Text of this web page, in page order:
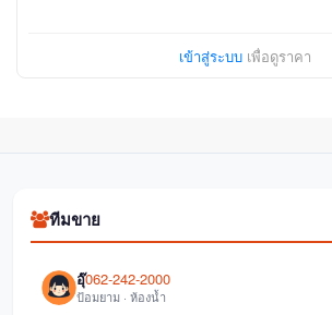
เข้าสู่ระบบเพื่อดูราคา
ทีมขาย
อุ๊062-242-2000
ป้อมยาม · ห้องน้ำ